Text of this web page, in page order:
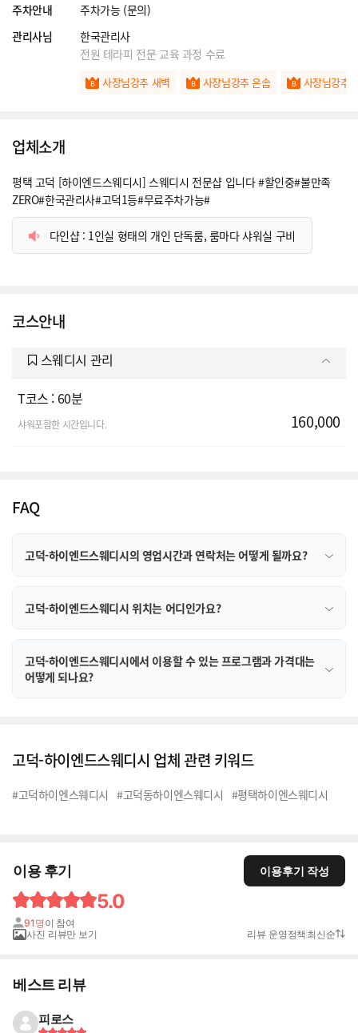
주차안내
주차가능 (문의)
관리사님
한국관리사
전원 테라피 전문 교육 과정 수료
사장님강추 새벽 사장님강추 은솜 사장님강추
업체소개
평택 고덕 [하이엔드스웨디시] 스웨디시 전문샵 입니다 #할인중#불만족
ZERO#한국관리사#고덕1등#무료주차가능#
다인샵 : 1인실 형태의 개인 단독룸, 룸마다 샤워실 구비
코스안내
스웨디시 관리
T코스 : 60분
샤워포함한 시간입니다. 160,000
FAQ
고덕-하이엔드스웨디시의 영업시간과 연락처는 어떻게 될까요?
고덕-하이엔드스웨디시 위치는 어디인가요?
고덕-하이엔드스웨디시에서 이용할 수 있는 프로그램과 가격대는
어떻게 되나요?
고덕-하이엔드스웨디시 업체 관련 키워드
#고덕하이엔스웨디시 #고덕동하이엔스웨디시 #평택하이엔스웨디시
이용 후기 이용후기 작성
5.0
91명 이 참여
사진 리뷰만 보기
리뷰 운영정책 최신순
베스트 리뷰
피로스